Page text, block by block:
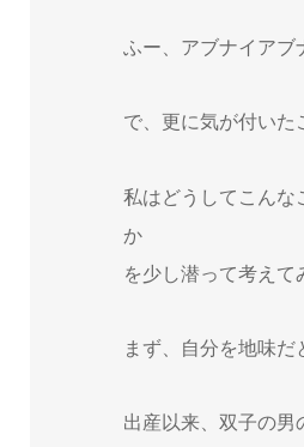
ふー、アブナイアブ
で、更に気が付いた
私はどうしてこんな
か
を少し潜って考えて
まず、自分を地味だ
出産以来、双子の男